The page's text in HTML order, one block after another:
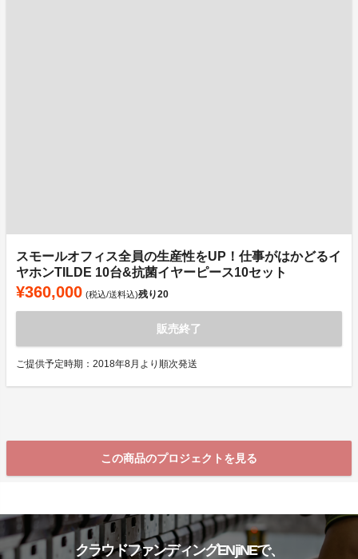
スモールオフィス全員の生産性をUP！仕事がはかどるイ
ヤホンTILDE 10台&抗菌イヤーピース10セット
¥360,000 (税込/送料込)残り20
販売終了
ご提供予定時期：2018年8月より順次発送
この商品のプロジェクトを見る
クラウドファンディングENjiNEで、